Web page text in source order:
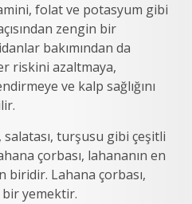
folat ve potasyum gibi
zengin bir
bakımından da
riskini azaltmaya,
ve kalp sağlığını
salatası, turşusu gibi çeşitli
çorbası, lahananın en
biridir. Lahana çorbası,
bir yemektir.